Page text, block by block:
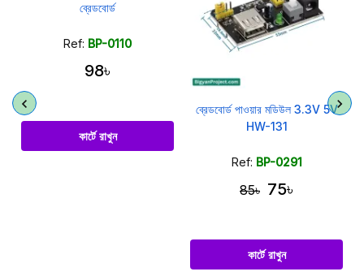
ব্রেডবোর্ড
Ref: BP-0110
98৳
কার্টে রাখুন
ব্রেডবোর্ড পাওয়ার মডিউল 3.3V 5V
HW-131
Ref: BP-0291
85৳ 75৳
কার্টে রাখুন